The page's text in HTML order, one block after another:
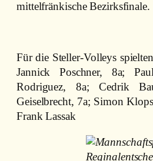
mittelfränkische Bezirksfinale.
Für die Steller-Volleys
Jannick Poschner, 8a;
Rodriguez, 8a; Cedrik
Geiselbrecht, 7a; Simon
Frank Lassak